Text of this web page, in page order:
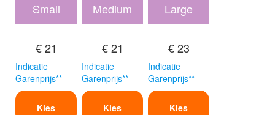
Small
€ 21
Indicatie
Garenprijs**
Kies
Medium
€ 21
Indicatie
Garenprijs**
Kies
Large
€ 23
Indicatie
Garenprijs**
Kies